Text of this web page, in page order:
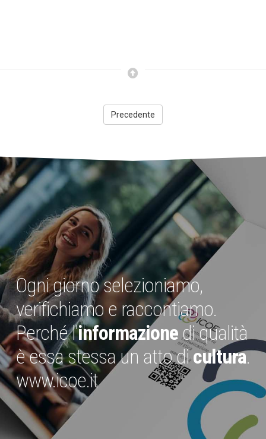
Precedente
Ogni giorno selezioniamo,
verifichiamo e raccontiamo.
Perché l'informazionedi qualità
è essa stessa un atto dicultura.
www.icoe.it